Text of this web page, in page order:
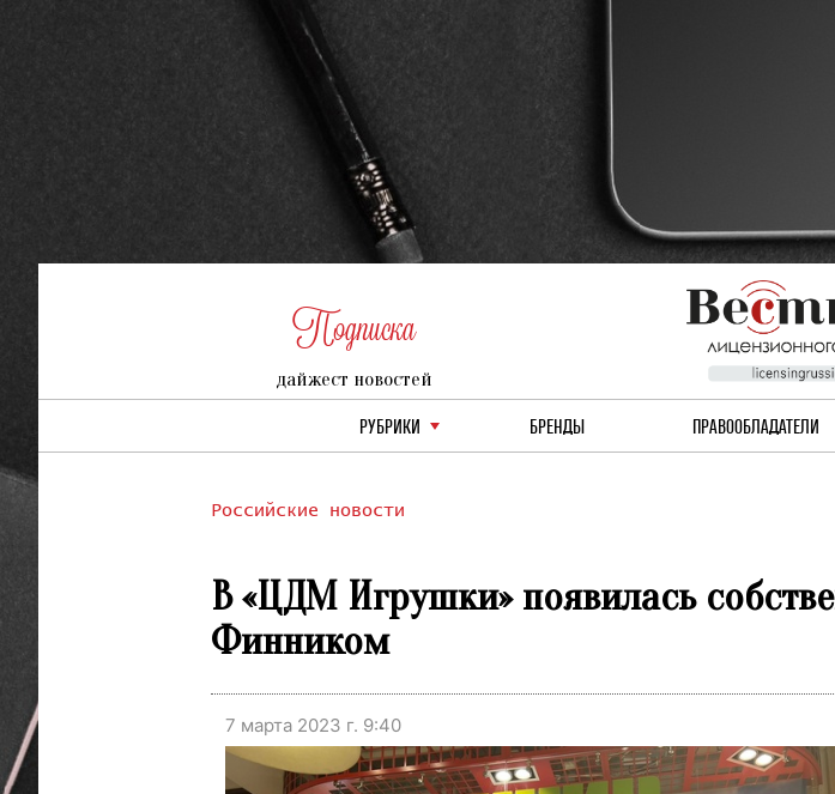
Подписка
дайжест новостей
РУБРИКИ БРЕНДЫ ПРАВООБЛАДАТЕЛИ
Российские новости
В «ЦДМ Игрушки» появилась
Финником
7 марта 2023 г. 9:40